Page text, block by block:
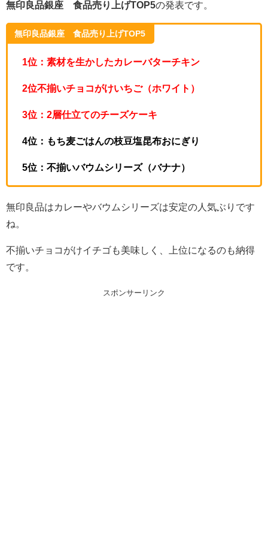
無印良品銀座 食品売り上げTOP5の発表です。
無印良品銀座 食品売り上げTOP5
1位：素材を生かしたカレーバターチキン
2位不揃いチョコがけいちご（ホワイト）
3位：2層仕立てのチーズケーキ
4位：もち麦ごはんの枝豆塩昆布おにぎり
5位：不揃いバウムシリーズ（バナナ）
無印良品はカレーやバウムシリーズは安定の人気ぶりです
ね。
不揃いチョコがけイチゴも美味しく、上位になるのも納得
です。
スポンサーリンク